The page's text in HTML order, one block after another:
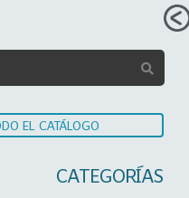
EL CATÁLOGO
CATEGORÍAS